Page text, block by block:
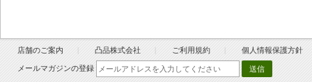
店舗のご案内 凸品株式会社 ご利用規約 個人情報保護方針
メールマガジンの登録 送信